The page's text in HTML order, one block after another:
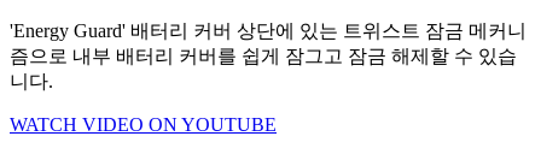
'Energy Guard' 배터리 커버 상단에 있는 트위스트 잠금 메커니
즘으로 내부 배터리 커버를 쉽게 잠그고 잠금 해제할 수 있습
니다.
WATCH VIDEO ON YOUTUBE